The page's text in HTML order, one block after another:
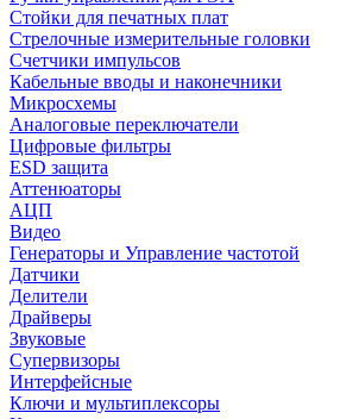
Стойки для печатных плат
Стрелочные измерительные головки
Счетчики импульсов
Кабельные вводы и наконечники
Микросхемы
Аналоговые переключатели
Цифровые фильтры
ESD защита
Аттенюаторы
АЦП
Видео
Генераторы и Управление частотой
Датчики
Делители
Драйверы
Звуковые
Супервизоры
Интерфейсные
Ключи и мультиплексоры